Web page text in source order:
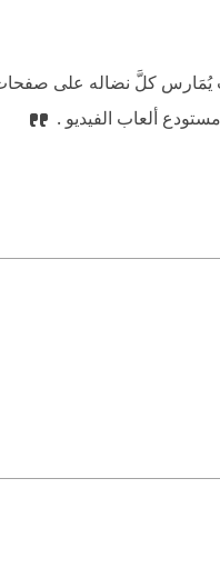
يُمَارس كلَّ نضاله على